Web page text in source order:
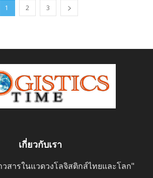
1 2 3
เกี่ยวกับเรา
สารในแวดวงโลจิสติกส์ไทยและโลก"